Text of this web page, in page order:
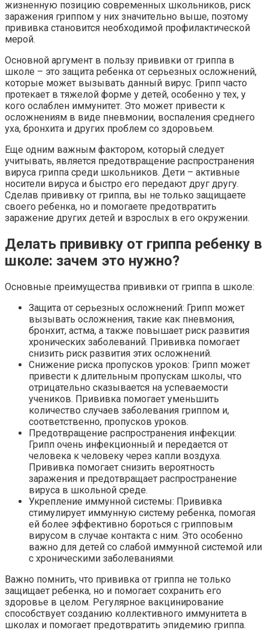
жизненную позицию современных школьников, риск
заражения гриппом у них значительно выше, поэтому
прививка становится необходимой профилактической
мерой.
Основной аргумент в пользу прививки от гриппа в
школе – это защита ребенка от серьезных осложнений,
которые может вызывать данный вирус. Грипп часто
протекает в тяжелой форме у детей, особенно у тех, у
кого ослаблен иммунитет. Это может привести к
осложнениям в виде пневмонии, воспаления среднего
уха, бронхита и других проблем со здоровьем.
Еще одним важным фактором, который следует
учитывать, является предотвращение распространения
вируса гриппа среди школьников. Дети – активные
носители вируса и быстро его передают друг другу.
Сделав прививку от гриппа, вы не только защищаете
своего ребенка, но и помогаете предотвратить
заражение других детей и взрослых в его окружении.
Делать прививку от гриппа ребенку в
школе: зачем это нужно?
Основные преимущества прививки от гриппа в школе:
Защита от серьезных осложнений: Грипп может
вызывать осложнения, такие как пневмония,
бронхит, астма, а также повышает риск развития
хронических заболеваний. Прививка помогает
снизить риск развития этих осложнений.
Снижение риска пропусков уроков: Грипп может
привести к длительным пропускам школы, что
отрицательно сказывается на успеваемости
учеников. Прививка помогает уменьшить
количество случаев заболевания гриппом и,
соответственно, пропусков уроков.
Предотвращение распространения инфекции:
Грипп очень инфекционный и передается от
человека к человеку через капли воздуха.
Прививка помогает снизить вероятность
заражения и предотвращает распространение
вируса в школьной среде.
Укрепление иммунной системы: Прививка
стимулирует иммунную систему ребенка, помогая
ей более эффективно бороться с грипповым
вирусом в случае контакта с ним. Это особенно
важно для детей со слабой иммунной системой или
с хроническими заболеваниями.
Важно помнить, что прививка от гриппа не только
защищает ребенка, но и помогает сохранить его
здоровье в целом. Регулярное вакцинирование
способствует созданию коллективного иммунитета в
школах и помогает предотвратить эпидемию гриппа.